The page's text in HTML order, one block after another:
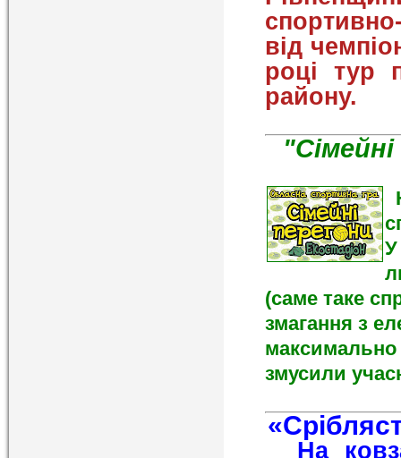
від
році тур
району.
У
(саме таке
змагання з
максимально
змусили
На